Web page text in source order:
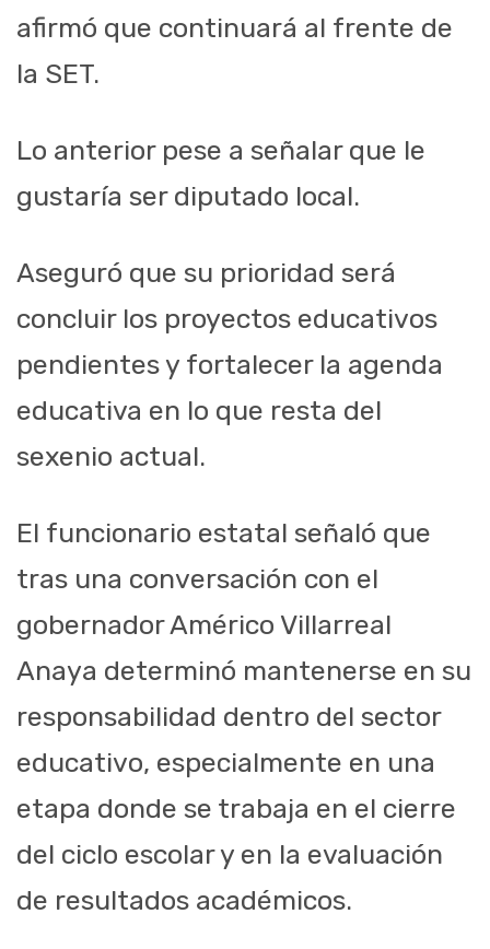
afirmó que continuará al frente de
la SET.
Lo anterior pese a señalar que le
gustaría ser diputado local.
Aseguró que su prioridad será
concluir los proyectos educativos
pendientes y fortalecer la agenda
educativa en lo que resta del
sexenio actual.
El funcionario estatal señaló que
tras una conversación con el
gobernador Américo Villarreal
Anaya determinó mantenerse en su
responsabilidad dentro del sector
educativo, especialmente en una
etapa donde se trabaja en el cierre
del ciclo escolar y en la evaluación
de resultados académicos.